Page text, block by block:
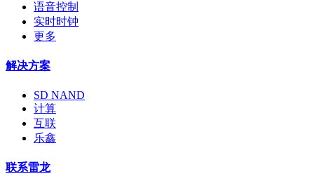
语音控制
实时时钟
更多
解决方案
SD NAND
计算
互联
乐鑫
联系雷龙